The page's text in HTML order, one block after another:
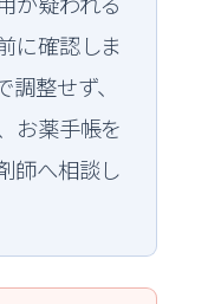
に確認しま
整せず、
お薬手帳を
師へ相談し